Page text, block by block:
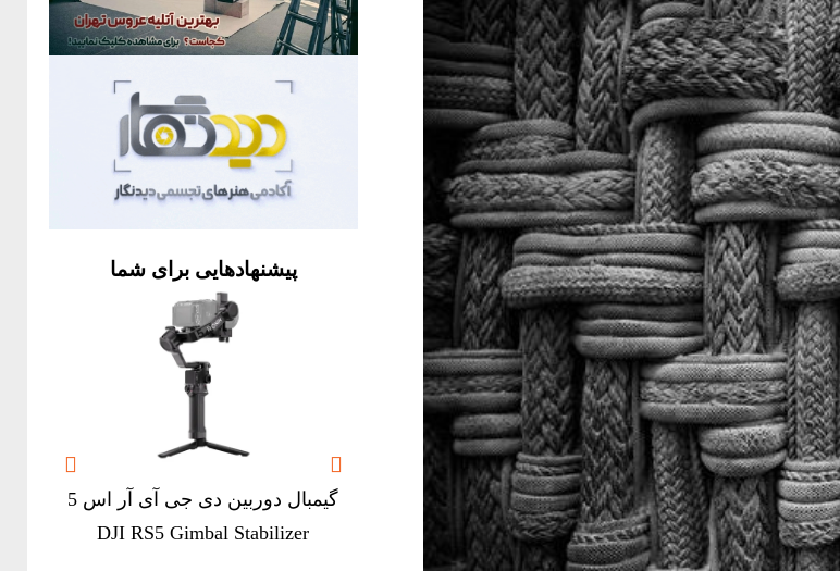
پیشنهادهایی برای شما
گیمبال دوربین دی جی آی آر اس 5
DJI RS5 Gimbal Stabilizer
 